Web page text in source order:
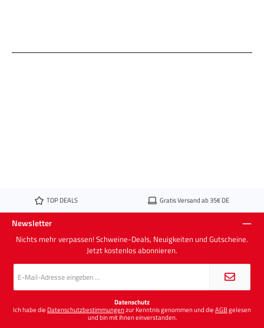
TOP DEALS Gratis Versand ab 35€ DE
Newsletter
Nichts mehr verpassen! Schweine-Deals, Neuigkeiten und Gutscheine.
Jetzt kostenlos abonnieren.
E-
Mail-
*
Datenschutz
Ich habe die Datenschutzbestimmungenzur Kenntnis genommen und dieAGBgelesen
und bin mit ihnen einverstanden.